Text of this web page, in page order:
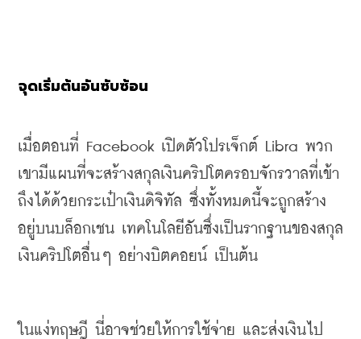
จุดเริ่มต้นอันซับซ้อน
เมื่อตอนที่ Facebook เปิดตัวโปรเจ็กต์ Libra พวก
เขามีแผนที่จะสร้างสกุลเงินคริปโตครอบจักรวาลที่เข้า
ถึงได้ด้วยกระเป๋าเงินดิจิทัล ซึ่งทั้งหมดนี้จะถูกสร้าง
อยู่บนบล็อกเชน เทคโนโลยีอันซึ่งเป็นรากฐานของสกุล
เงินคริปโตอื่นๆ อย่างบิตคอยน์ เป็นต้น
ในแง่ทฤษฎี นี่อาจช่วยให้การใช้จ่าย และส่งเงินไป